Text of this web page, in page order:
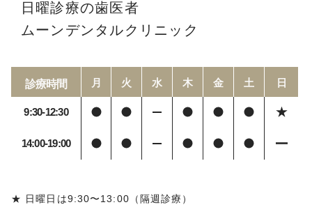
日曜診療の歯医者
ムーンデンタルクリニック
診療時間 月 火 水 木 金 土 日
9:30-12:30
14:00-19:00
★ 日曜日は9:30〜13:00（隔週診療）